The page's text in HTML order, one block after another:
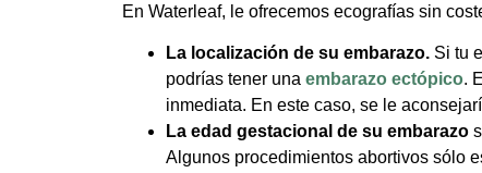
En Waterleaf, le ofrecemos ecografías sin
La localización de su embarazo. Si tu
podrías tener una embarazo ectópico.
inmediata. En este caso, se le
La edad gestacional de su embarazo
Algunos procedimientos abortivos sólo